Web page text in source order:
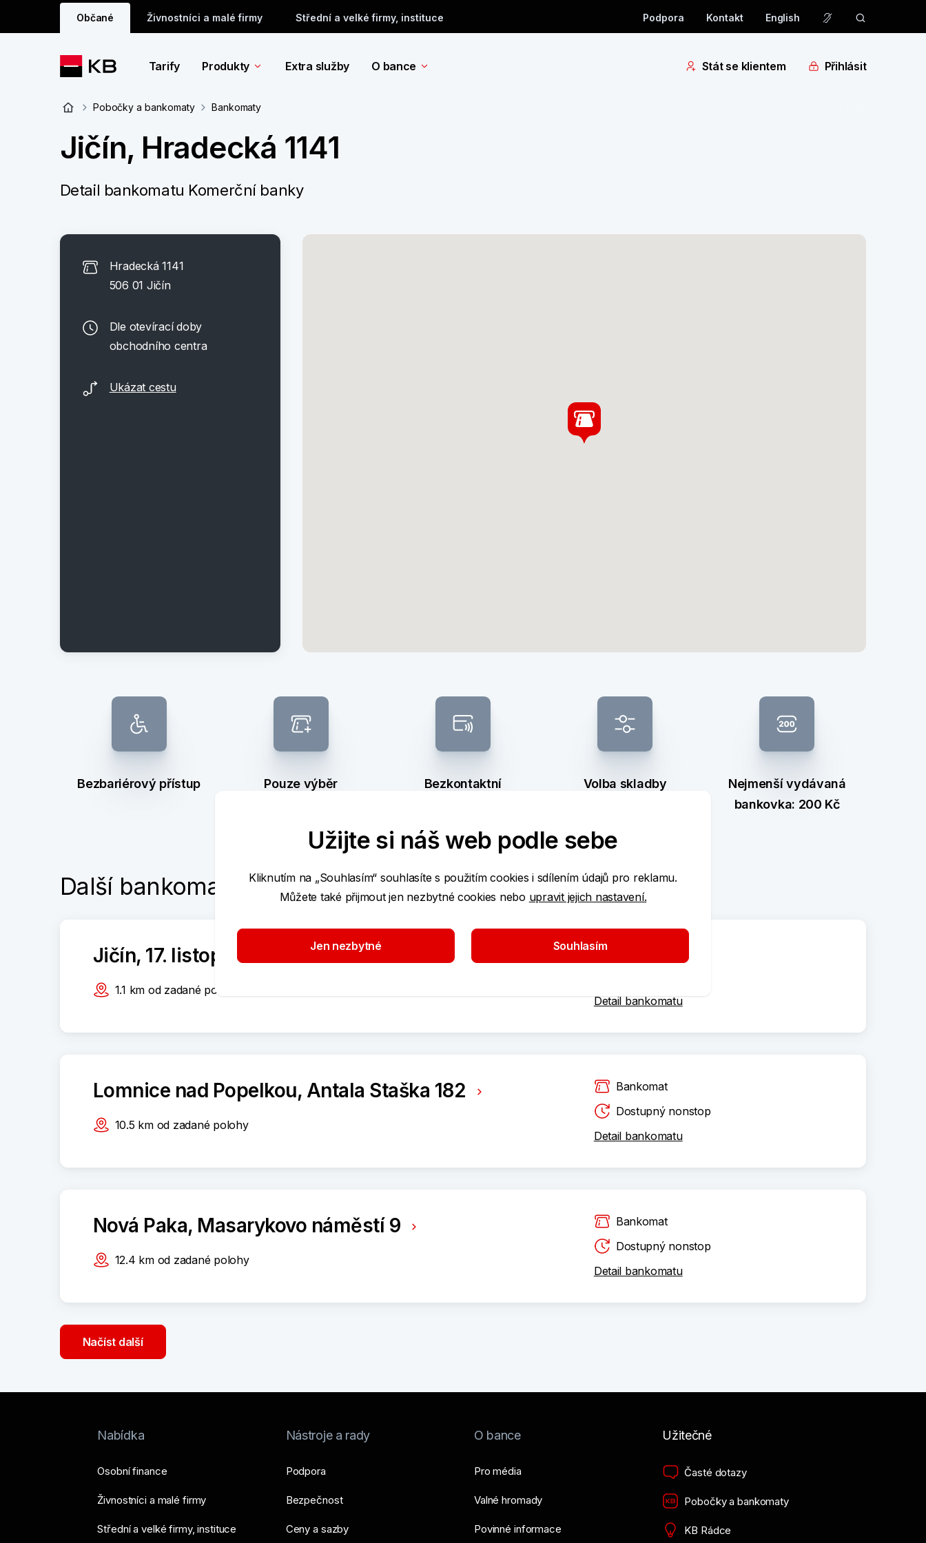
Občané Živnostníci a malé firmy Střední a velké firmy, instituce Podpora Kontakt English
Tarify Produkty Extra služby O bance Stát se klientem Přihlásit
Pobočky a bankomaty Bankomaty
Jičín, Hradecká 1141
Detail bankomatu Komerční banky
Hradecká 1141
506 01 Jičín
Dle otevírací doby
obchodního centra
Ukázat cestu
Bezbariérový přístup Pouze výběr
Bezkontaktní
Volba skladby
Nejmenší vydávaná
bankovka: 200 Kč
Další bankomaty poblíž
Jičín, 17. listopadu 1074
1.1 km od zadané polohy
Detail bankomatu
Lomnice nad Popelkou, Antala Staška 182
10.5 km od zadané polohy
Bankomat
Dostupný nonstop
Detail bankomatu
Nová Paka, Masarykovo náměstí 9
12.4 km od zadané polohy
Bankomat
Dostupný nonstop
Detail bankomatu
Načíst další
Nabídka
Osobní finance
Živnostníci a malé firmy
Střední a velké firmy, instituce
Nástroje a rady
Podpora
Bezpečnost
Ceny a sazby
O bance
Pro média
Valné hromady
Povinné informace
Užitečné
Časté dotazy
Pobočky a bankomaty
KB Rádce
Užijte si náš web podle sebe
Kliknutím na „Souhlasím“ souhlasíte s použitím cookies i sdílením údajů pro reklamu.
Můžete také přijmout jen nezbytné cookies nebo upravit jejich nastavení.
Jen nezbytné Souhlasím